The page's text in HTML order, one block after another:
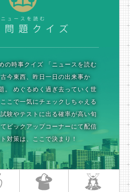
の時事クイズ 「ニュースを読む
古今東西、昨日一日の出来事か
めぐるめく過ぎ去っていく世
ここで一気にチェックしちゃえる
試験やテストに出る確率が高い旬
ピックアップコーナーにて配信
対策は、ここで決まり！